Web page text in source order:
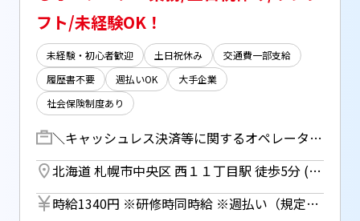
フト/未経験OK！
未経験・初心者歓迎 土日祝休み
交通費一部支給
履歴書不要
週払いOK
大手企業
社会保険制度あり
＼キャッシュレス決済等に関するオペレーター業務／ dカードサービス、ドコモの金融商材及びドコモのその他サービスに関するお問い合わせ対応をお任せします！ ・勧奨業務 ・専用システムへのデータ入力 ・付随した架電 など 【研修期間】 約2か月(平日) 9:45～17:45
北海道 札幌市中央区 西１１丁目駅 徒歩5分 (札幌市営東西線) ／ 西１８丁目駅 徒歩5分 (札幌市営東西線) ／ 桑園駅 徒歩10分 (JR線)
時給1340円 ※研修時同時給 ※週払い（規定あり）利用OK！（但し、週払い制度は初回2ヵ月間のみ、3ヵ月目以降は月払い制になります。利用についてはご本人様からお仕事紹介時に申請があった場合のみとなります。）